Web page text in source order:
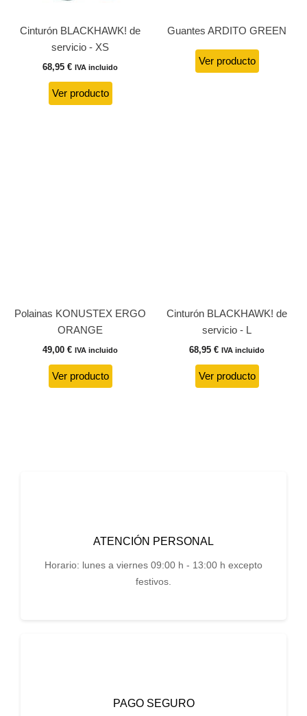
Cinturón BLACKHAWK! de
servicio - XS
68,95 € IVA incluido
Ver producto
Guantes ARDITO GREEN
Ver producto
Polainas KONUSTEX ERGO
ORANGE
49,00 € IVA incluido
Ver producto
Cinturón BLACKHAWK! de
servicio - L
68,95 € IVA incluido
Ver producto
ATENCIÓN PERSONAL
Horario: lunes a viernes 09:00 h - 13:00 h excepto
festivos.
PAGO SEGURO